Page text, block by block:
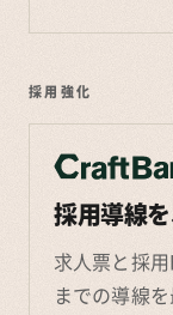
採用強化
採用導線
求人票と採
までの導線を